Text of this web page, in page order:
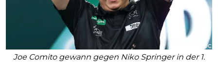
Joe Comito gewann gegen Niko Springer in der 1.